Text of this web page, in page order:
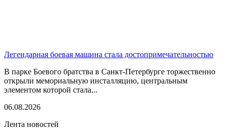
Легендарная боевая машина стала достопримечательностью
В парке Боевого братства в Санкт-Петербурге торжественно
открыли мемориальную инсталляцию, центральным
элементом которой стала...
06.08.2026
Лента новостей